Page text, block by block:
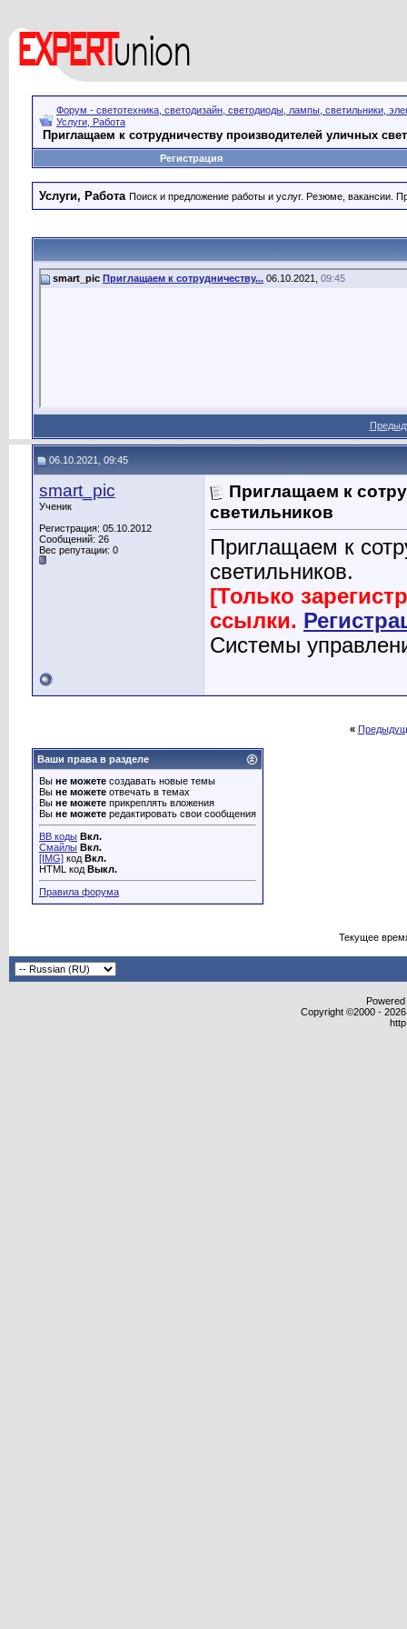
Форум - светотехника, светодизайн, светодиоды, лампы, светильники,
Услуги, Работа
Приглащаем к сотрудничеству производителей уличных
Регистрация
Услуги, Работа Поиск и предложение работы и услуг. Резюме, вакансии.
smart_pic Приглащаем к сотрудничеству... 06.10.2021, 09:45
06.10.2021, 09:45
smart_pic
Ученик
Регистрация: 05.10.2012
Сообщений: 26
Вес репутации: 0
Приглащаем к
светильников
Приглащаем к
светильников.
[Только
ссылки.
Системы
«
Ваши права в разделе
Вы не можете создавать новые темы
Вы не можете отвечать в темах
Вы не можете прикреплять вложения
Вы не можете редактировать свои сообщения
BB коды Вкл.
Смайлы Вкл.
[IMG] код Вкл.
HTML код Выкл.
Правила форума
Текущее
Copyright ©2000 -